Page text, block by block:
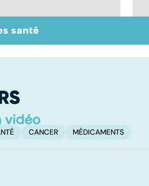
savoir sur le
santé
CANCER MÉDICAMENTS